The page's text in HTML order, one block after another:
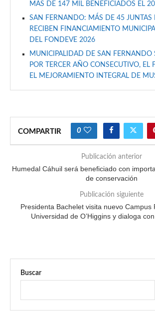
MÁS DE 147 MIL BENEFICIADOS EL
SAN FERNANDO: MÁS DE 45 JUNTAS
RECIBEN FINANCIAMIENTO
DEL FONDEVE 2026
MUNICIPALIDAD DE SAN FERNANDO
POR TERCER AÑO CONSECUTIVO, EL
EL MEJORAMIENTO INTEGRAL DE
COMPARTIR 0
Publicación anterior
Humedal Cáhuil será beneficiado con
de conservación
Publicación siguiente
Presidenta Bachelet visita nuevo Campus
Universidad de O’Higgins y dialoga
Buscar